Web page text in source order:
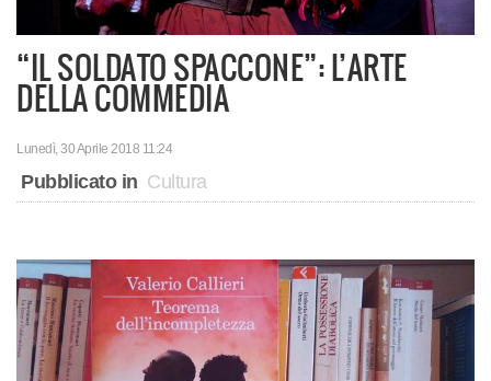
“IL SOLDATO SPACCONE”: L’ARTE
DELLA COMMEDIA
Lunedì, 30 Aprile 2018 11:24
Pubblicato in Cultura